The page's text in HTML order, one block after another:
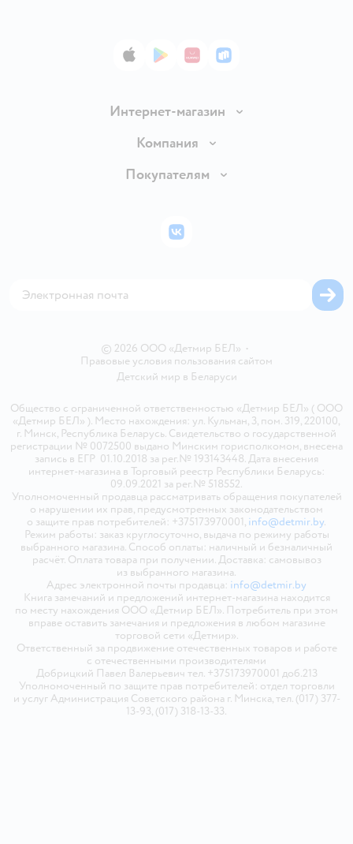
App StoreGoogle Play
AppGallery
RuStore
Интернет-магазин
Доставка и оплата
Правила продажи
Политика использования файлов cookie
Компания
Вакансии
Покупателям
Бонусные карты
© 2026 ООО «Детмир БЕЛ» •
Правовые условия пользования сайтом
Детский мир в Беларуси
Общество с ограниченной ответственностью «Детмир БЕЛ» ( ООО
«Детмир БЕЛ» ). Место нахождения: ул. Кульман, 3, пом. 319, 220100,
г. Минск, Республика Беларусь. Свидетельство о государственной
регистрации № 0072500 выдано Минским горисполкомом, внесена
запись в ЕГР 01.10.2018 за рег.№ 193143448. Дата внесения
интернет-магазина в Торговый реестр Республики Беларусь:
09.09.2021 за рег.№ 518552.
Уполномоченный продавца рассматривать обращения покупателей
о нарушении их прав, предусмотренных законодательством
о защите прав потребителей: +375173970001, info@detmir.by.
Режим работы: заказ круглосуточно, выдача по режиму работы
выбранного магазина. Способ оплаты: наличный и безналичный
расчёт. Оплата товара при получении. Доставка: самовывоз
из выбранного магазина.
Адрес электронной почты продавца: info@detmir.by
Книга замечаний и предложений интернет-магазина находится
по месту нахождения ООО «Детмир БЕЛ». Потребитель при этом
вправе оставить замечания и предложения в любом магазине
торговой сети «Детмир».
Ответственный за продвижение отечественных товаров и работе
с отечественными производителями
Добрицкий Павел Валерьевич тел. +375173970001 доб.213
Уполномоченный по защите прав потребителей: отдел торговли
и услуг Администрация Советского района г. Минска, тел. (017) 377-
13-93, (017) 318-13-33.
ВКонтакте